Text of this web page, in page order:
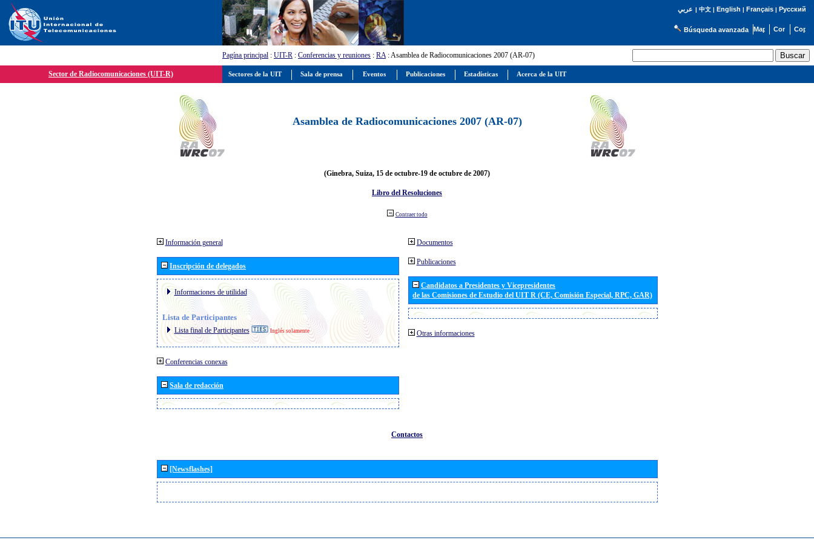
عربي | 中文| English | Français| Русский
Búsqueda avanzada
Pagína principal : UIT-R : Conferencias y reuniones : RA: Asamblea de Radiocomunicaciones 2007 (AR-07)
Sector de Radiocomunicaciones (UIT-R)
Asamblea de Radiocomunicaciones 2007 (AR-07)
(Ginebra, Suiza, 15 de octubre-19 de octubre de 2007)
Libro del Resoluciones
Contraer todo
Información general
Inscripción de delegados
Informaciones de utilidad
Lista de Participantes
Lista final de Participantes Inglés solamente
Conferencias conexas
Sala de redacción
Documentos
Publicaciones
Candidatos a Presidentes y Vicepresidentes
de las Comisiones de Estudio del UIT R (CE, Comisión Especial, RPC, GAR)
Otras informaciones
Contactos
[Newsflashes]
Sectores de la UIT Sala de prensa Eventos Publicaciones Estadísticas Acerca de la UIT